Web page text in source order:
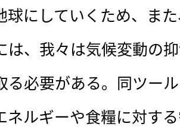
球にしていくため、ま
は、我々は気候変動の
る必要がある。同ツー
ネルギーや食糧に対す